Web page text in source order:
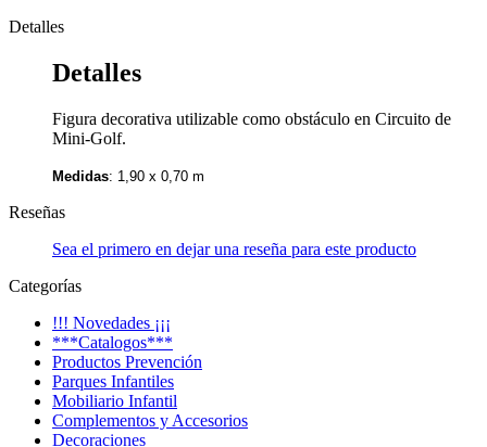
Detalles
Detalles
Figura decorativa utilizable como obstáculo en Circuito de
Mini-Golf.
Medidas: 1,90 x 0,70 m
Reseñas
Sea el primero en dejar una reseña para este producto
Categorías
!!! Novedades ¡¡¡
***Catalogos***
Productos Prevención
Parques Infantiles
Mobiliario Infantil
Complementos y Accesorios
Decoraciones